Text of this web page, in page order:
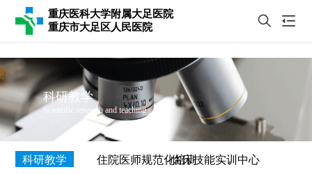
重庆医科大学附属大足医院
重庆市大足区人民医院
科研教学
Scientific research and teaching
科研教学 住院医师规范化培训临床技能实训中心